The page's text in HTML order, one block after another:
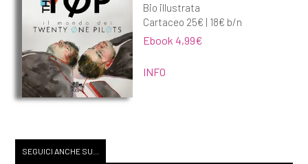
Bio illustrata
Cartaceo 25€ | 18€ b/n
Ebook 4,99€
INFO
SEGUICI ANCHE SU...